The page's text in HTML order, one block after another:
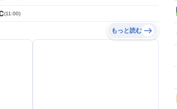
(11:00)
もっと読む